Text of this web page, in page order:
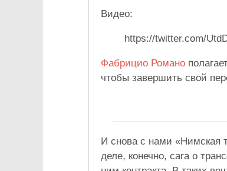
Видео:
https://twitter.com/
Фабрицио Романо
чтобы завершить свой
И снова с нами «Нимская
деле, конечно, сага о